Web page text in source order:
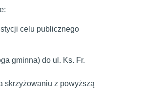
celu publicznego
gminna) do ul. Ks. Fr.
skrzyżowaniu z powyższą